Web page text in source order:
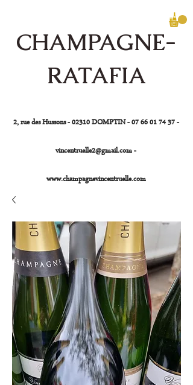
2, rue des Hussons - 02310 DOMPTIN -07 66 01 74 37-
vincentruelle2@gmail.com-
www.champagnevincentruelle.com
CHAMPAGNE-
RATAFIA